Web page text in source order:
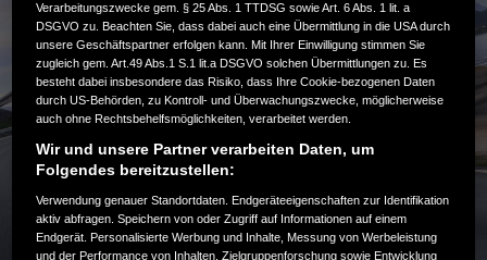
Verarbeitungszwecke gem. § 25 Abs. 1 TTDSG sowie Art. 6 Abs. 1 lit. a
DSGVO zu. Beachten Sie, dass dabei auch eine Übermittlung in die USA durch
unsere Geschäftspartner erfolgen kann. Mit Ihrer Einwilligung stimmen Sie
zugleich gem. Art.49 Abs.1 S.1 lit.a DSGVO solchen Übermittlungen zu. Es
besteht dabei insbesondere das Risiko, dass Ihre Cookie-bezogenen Daten
durch US-Behörden, zu Kontroll- und Überwachungszwecke, möglicherweise
auch ohne Rechtsbehelfsmöglichkeiten, verarbeitet werden.
Wir und unsere Partner verarbeiten Daten, um
Folgendes bereitzustellen:
Verwendung genauer Standortdaten. Endgeräteeigenschaften zur Identifikation
aktiv abfragen. Speichern von oder Zugriff auf Informationen auf einem
Endgerät. Personalisierte Werbung und Inhalte, Messung von Werbeleistung
und der Performance von Inhalten, Zielgruppenforschung sowie Entwicklung